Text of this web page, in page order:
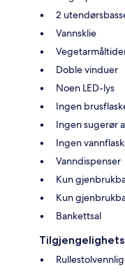
2
Vannsklie
Doble vinduer
Noen LED-lys
Ingen
Ingen sugerør
Ingen
Vanndispenser
Kun
Kun
Bankettsal
Rullestolvennlig